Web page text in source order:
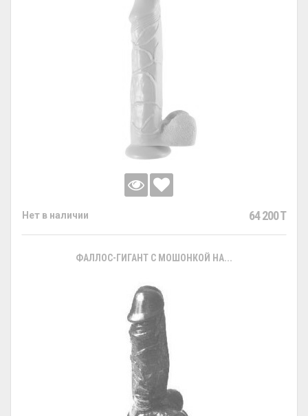
Нет в наличии 64 200 T
ФАЛЛОС-ГИГАНТ С МОШОНКОЙ НА...